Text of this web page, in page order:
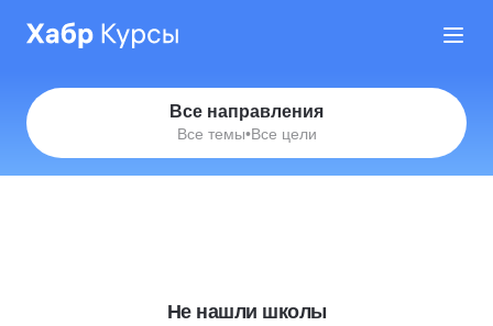
Все направления
Все темы•Все цели
Не нашли школы